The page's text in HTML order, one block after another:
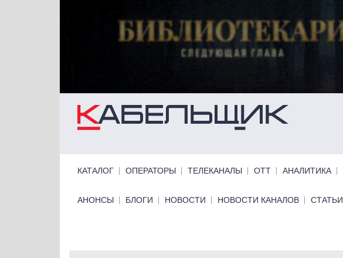
КАТАЛОГ ОПЕРАТОРЫ ТЕЛЕКАНАЛЫ ОТТ АНАЛИТИКА
Primary links bottom
АНОНСЫ БЛОГИ НОВОСТИ НОВОСТИ КАНАЛОВ СТАТЬИ